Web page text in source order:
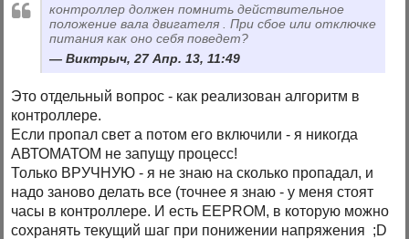
контроллер должен помнить действительное
положение вала двигателя . При сбое или отключке
питания как оно себя поведет?
Виктрыч, 27 Апр. 13, 11:49
Это отдельный вопрос - как реализован алгоритм в
контроллере.
Если пропал свет а потом его включили - я никогда
АВТОМАТОМ не запущу процесс!
Только ВРУЧНУЮ - я не знаю на сколько пропадал, и
надо заново делать все (точнее я знаю - у меня стоят
часы в контроллере. И есть EEPROM, в которую можно
сохранять текущий шаг при понижении напряжения ;D